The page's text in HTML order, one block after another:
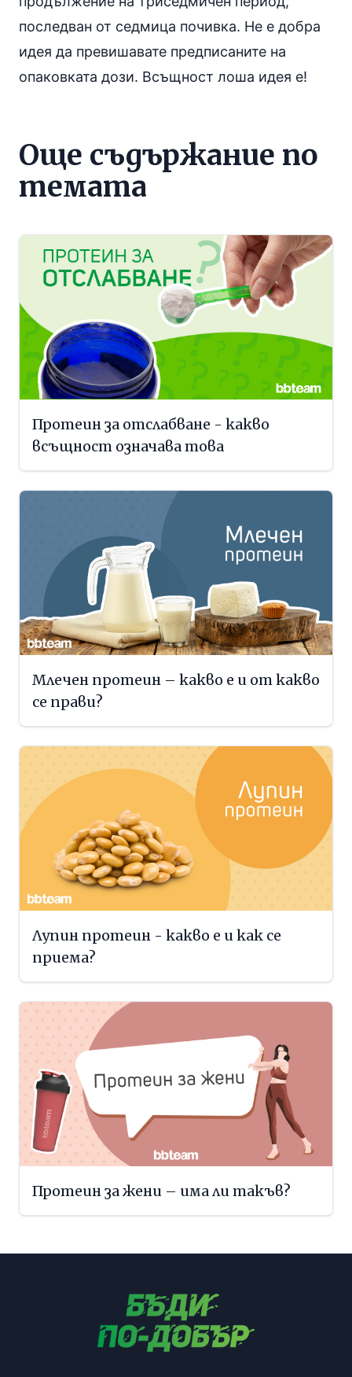
последван от седмица почивка. Не е добра
идея да превишавате предписаните на
опаковката дози. Всъщност лоша идея е!
Още съдържание по
темата
Протеин за отслабване - какво
всъщност означава това
Млечен протеин – какво е и от какво
се прави?
Лупин протеин - какво е и как се
приема?
Протеин за жени – има ли такъв?